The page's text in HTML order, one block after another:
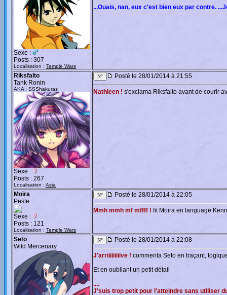
Sexe :
Posts : 307
Localisation : Temple Wars
...Ouais, nan, eux c'est bien eux par contre.
Riksfalto
Tank Ronin
AKA : SSShakuras
Sexe :
Posts : 267
Localisation : Asia
Posté le 28/01/2014 à 21:55
Nathleen ! s'exclama Riksfalto avant de courir
Moïra
Peste
Sexe :
Posts : 121
Localisation : Temple Wars
Posté le 28/01/2014 à 22:05
Mmh mmh mf mffff ! fit Moïra en language
Seto
Wild Mercenary
Posté le 28/01/2014 à 22:08
J'arriiiiiiiiive ! commenta Seto en traçant,
Et en oubliant un petit détail
....
J'suis trop petit pour l'atteindre sans utiliser